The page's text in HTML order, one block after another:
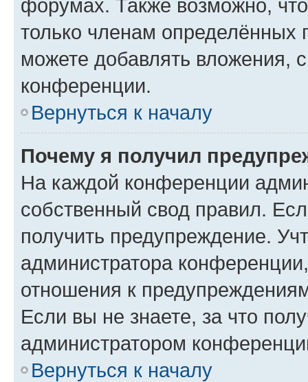
форумах. Также возможно,
только членам определённых
можете добавлять вложения,
конференции.
Вернуться к началу
Почему я получил
На каждой конференции
собственный свод правил.
получить предупреждение.
администратора
отношения к
Если вы не знаете, за что
администратором
Вернуться к началу